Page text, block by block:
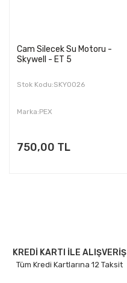
Cam Silecek Su Motoru -
Skywell - ET 5
Stok Kodu:SKY0026
Marka:PEX
750,00 TL
KREDİ KARTI İLE ALIŞVERİŞ
Tüm Kredi Kartlarına 12 Taksit